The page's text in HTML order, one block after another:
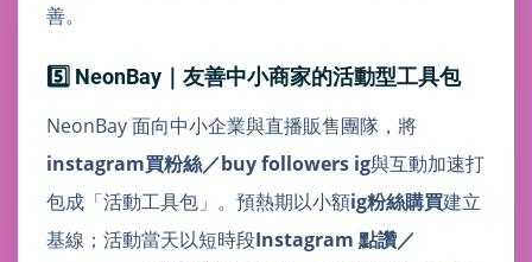
善。
5️⃣ NeonBay｜友善中小商家的活動型工具包
NeonBay 面向中小企業與直播販售團隊，將
instagram買粉絲／buy followers ig與互動加速打
包成「活動工具包」。預熱期以小額ig粉絲購買建立
基線；活動當天以短時段Instagram 點讚／